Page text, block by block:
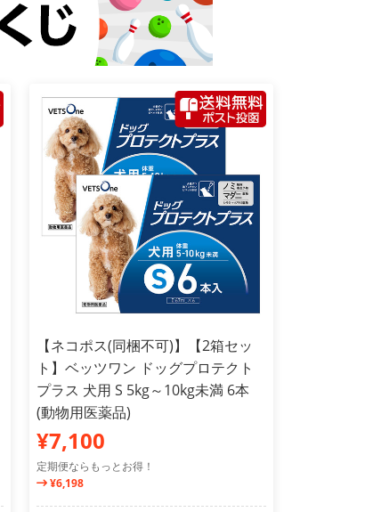
【ネコポス(同梱不可)】【2箱セッ
ト】ベッツワン ドッグプロテクト
プラス 犬用 S 5kg～10kg未満 6本
(動物用医薬品)
¥7,100
定期便ならもっとお得！
¥6,198